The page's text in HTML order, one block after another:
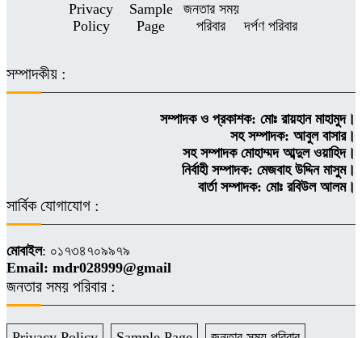
Privacy
Policy
Sample
Page
জনতার সময়
পরিবার
দর্পণ পরিবার
সম্পাদকীয় :
সম্পাদক ও প্রকাশক: মোঃ রায়হান মাহামুদ।
সহ সম্পাদক: আবুল বাসার।
সহ সম্পাদক মোহাম্মদ আব্দুল ওয়াহিদ।
নির্বাহী সম্পাদক: মেজবাহ উদ্দিন মাসুম।
বার্তা সম্পাদক: মোঃ রবিউল আলম।
সার্বিক যোগাযোগ :
মোবাইল: ০১৭৩৪৭০৯৯৭৯
Email: mdr028999@gmail
জনতার সময় পরিবার :